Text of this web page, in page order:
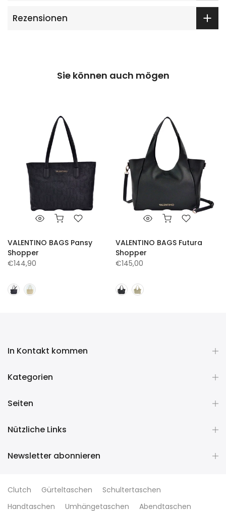
Rezensionen
Sie können auch mögen
VALENTINO BAGS Pansy
Shopper
€144,90
VALENTINO BAGS Futura
Shopper
€145,00
In Kontakt kommen
Kategorien
Seiten
Nützliche Links
Newsletter abonnieren
Clutch Gürteltaschen
Schultertaschen
Handtaschen
Umhängetaschen Abendtaschen